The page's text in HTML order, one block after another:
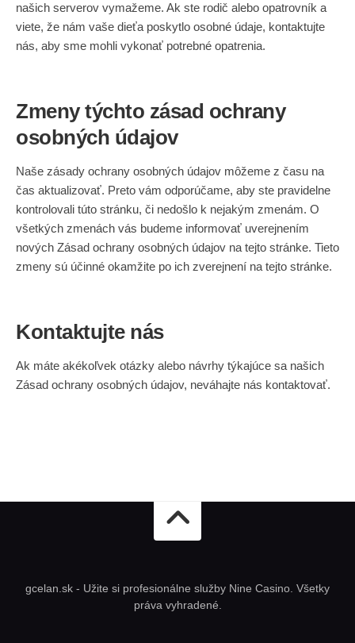
našich serverov vymažeme. Ak ste rodič alebo opatrovník a
viete, že nám vaše dieťa poskytlo osobné údaje, kontaktujte
nás, aby sme mohli vykonať potrebné opatrenia.
Zmeny týchto zásad ochrany
osobných údajov
Naše zásady ochrany osobných údajov môžeme z času na
čas aktualizovať. Preto vám odporúčame, aby ste pravidelne
kontrolovali túto stránku, či nedošlo k nejakým zmenám. O
všetkých zmenách vás budeme informovať uverejnením
nových Zásad ochrany osobných údajov na tejto stránke. Tieto
zmeny sú účinné okamžite po ich zverejnení na tejto stránke.
Kontaktujte nás
Ak máte akékoľvek otázky alebo návrhy týkajúce sa našich
Zásad ochrany osobných údajov, neváhajte nás kontaktovať.
gcelan.sk - Užite si profesionálne služby Nine Casino. Všetky
práva vyhradené.